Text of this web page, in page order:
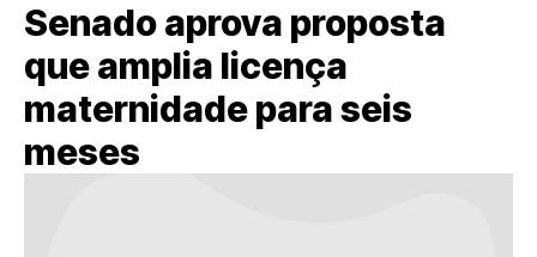
Senado aprova proposta
que amplia licença
maternidade para seis
meses